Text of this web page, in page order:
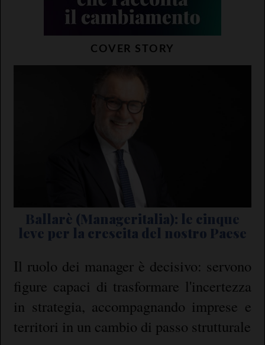
COVER STORY
Ballarè (Manageritalia): le cinque
leve per la crescita del nostro Paese
Il ruolo dei manager è decisivo: servono
figure capaci di trasformare l'incertezza
in strategia, accompagnando imprese e
territori in un cambio di passo strutturale